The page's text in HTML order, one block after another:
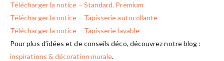
Télécharger la notice – Standard, Premium
Télécharger la notice – Tapisserie autocollante
Télécharger la notice – Tapisserie lavable
Pour plus d’idées et de conseils déco, découvrez notre blog :
inspirations & décoration murale.